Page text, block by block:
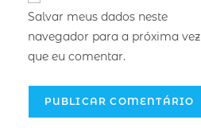
Salvar meus dados neste
navegador para a próxima vez
que eu comentar.